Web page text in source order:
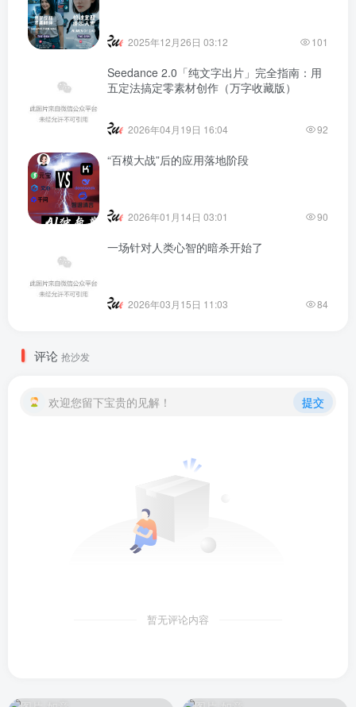
2025年12月26日 03:12 101
Seedance 2.0「纯文字出片」完全指南：用
五定法搞定零素材创作（万字收藏版）
2026年04月19日 16:04 92
“百模大战”后的应用落地阶段
2026年01月14日 03:01 90
一场针对人类心智的暗杀开始了
2026年03月15日 11:03 84
评论 抢沙发
欢迎您留下宝贵的见解！ 提交
暂无评论内容